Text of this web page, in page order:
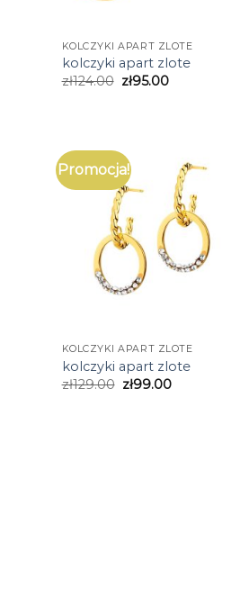
KOLCZYKI APART ZLOTE
kolczyki apart zlote
zł124.00 zł95.00
Promocja!
KOLCZYKI APART ZLOTE
kolczyki apart zlote
zł129.00 zł99.00